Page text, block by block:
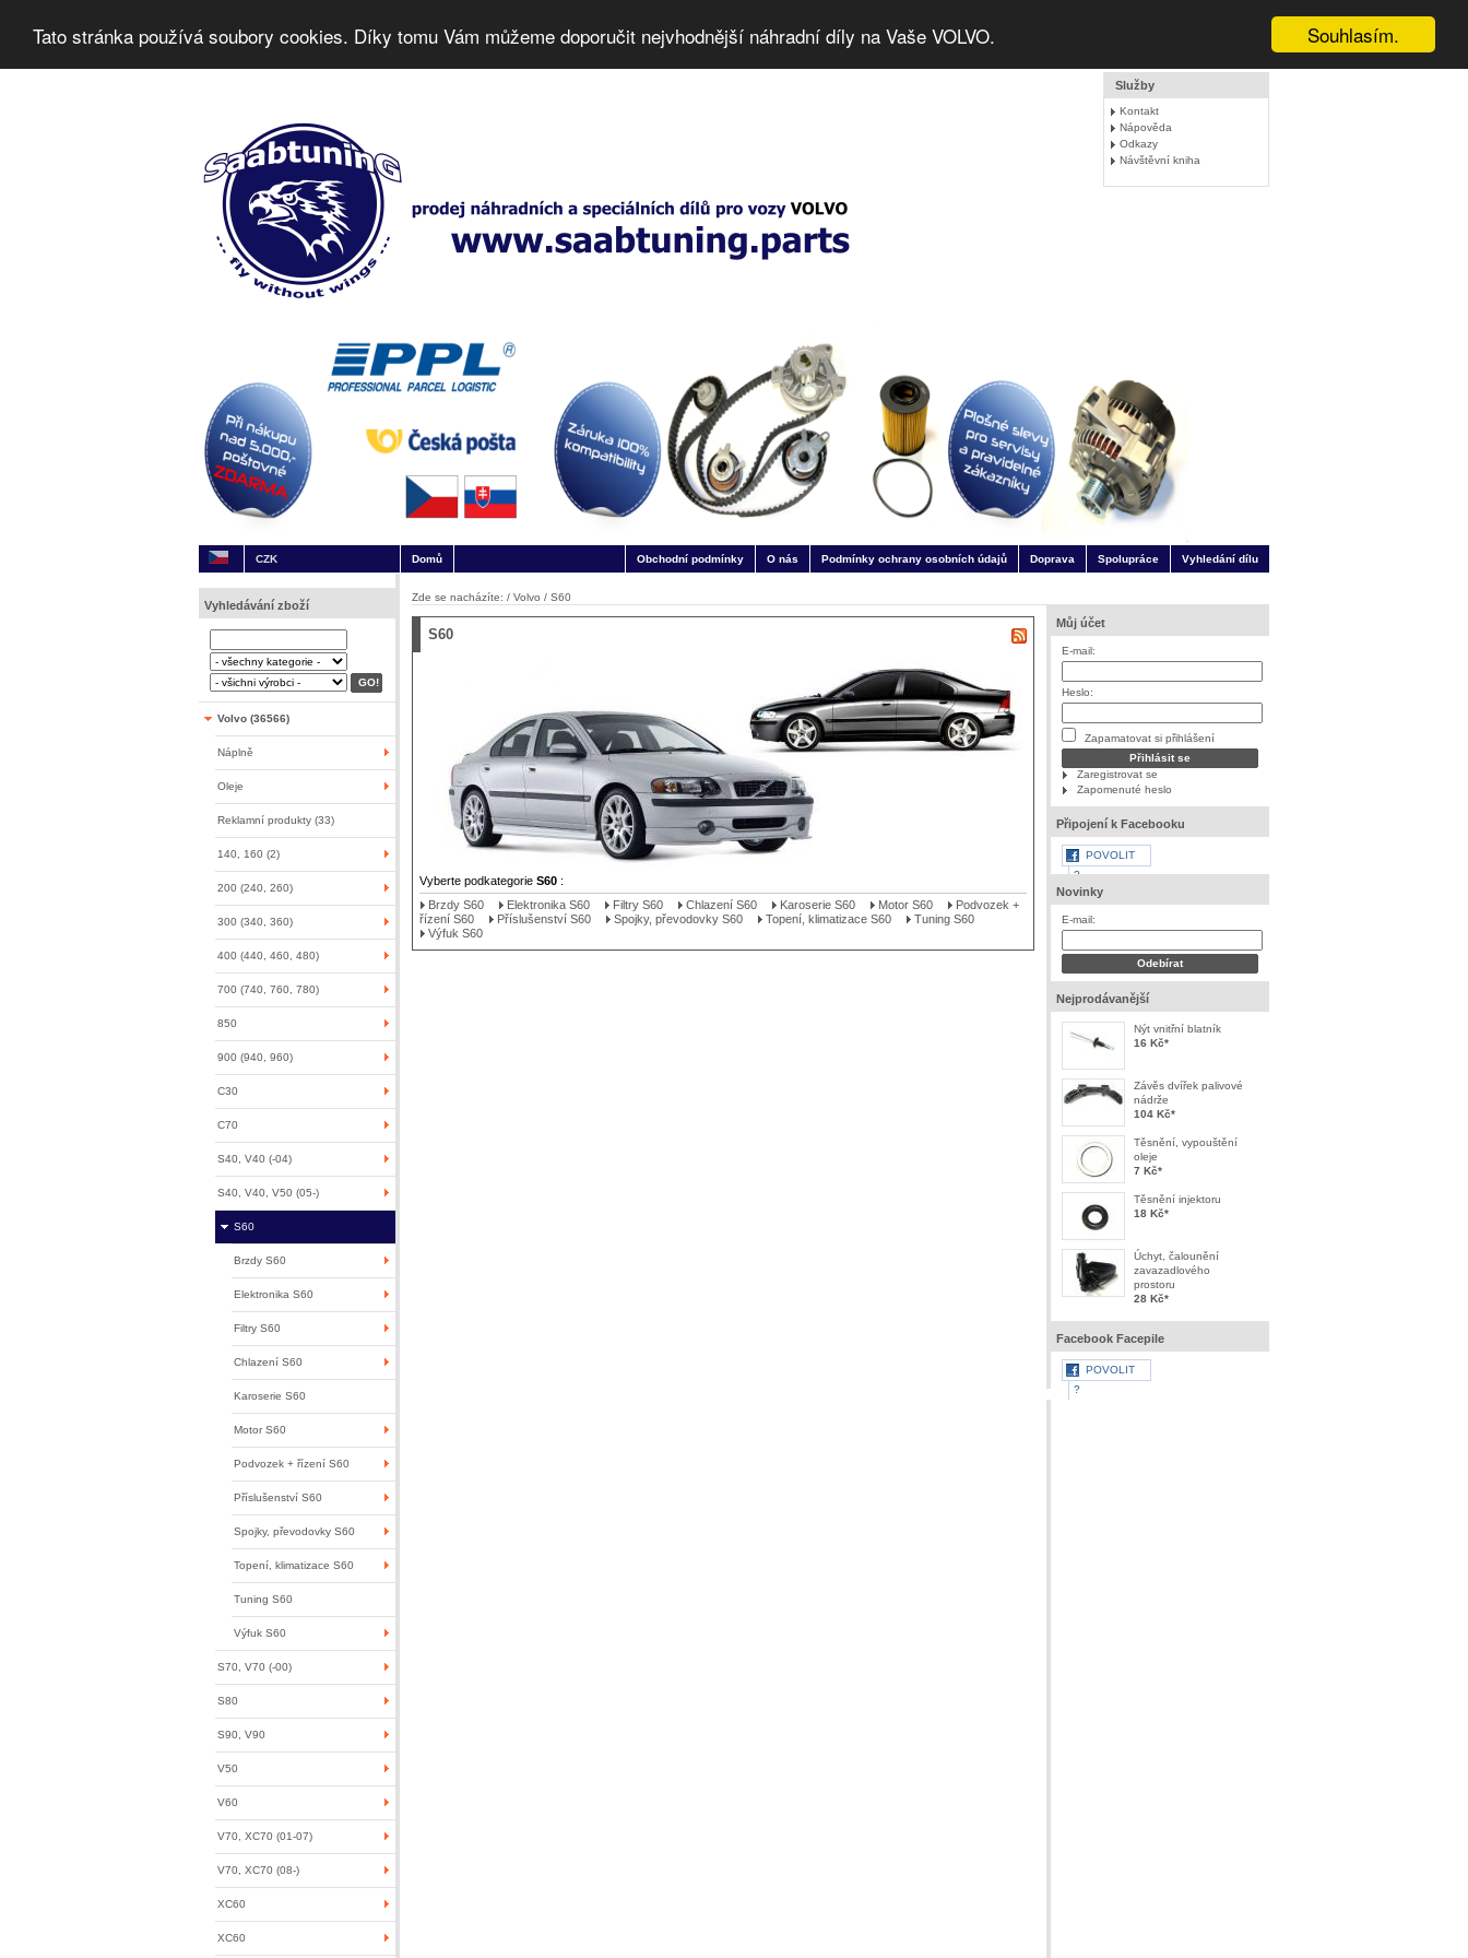
Souhlasím.
Tato stránka používá soubory cookies. Díky tomu Vám můžeme doporučit nejvhodnější náhradní díly na Vaše VOLVO.
Služby
Kontakt
Nápověda
Odkazy
Návštěvní kniha
CZK Domů Obchodní podmínky O nás Podmínky ochrany osobních údajů Doprava Spolupráce Vyhledání dílu
Vyhledávání zboží
Volvo (36566)
Náplně
Oleje
Reklamní produkty (33)
140, 160 (2)
200 (240, 260)
300 (340, 360)
400 (440, 460, 480)
700 (740, 760, 780)
850
900 (940, 960)
C30
C70
S40, V40 (-04)
S40, V40, V50 (05-)
S60
Brzdy S60
Elektronika S60
Filtry S60
Chlazení S60
Karoserie S60
Motor S60
Podvozek + řízení S60
Příslušenství S60
Spojky, převodovky S60
Topení, klimatizace S60
Tuning S60
Výfuk S60
S70, V70 (-00)
S80
S90, V90
V50
V60
V70, XC70 (01-07)
V70, XC70 (08-)
XC60
XC60
Zde se nacházíte: / Volvo / S60
Můj účet
E-mail:
Heslo:
Zapamatovat si přihlášení
Zaregistrovat se
Zapomenuté heslo
Připojení k Facebooku
POVOLIT
?
Novinky
E-mail:
Nejprodávanější
Nýt vnitřní blatník
16 Kč*
Závěs dvířek palivové
nádrže
104 Kč*
Těsnění, vypouštění
oleje
7 Kč*
Těsnění injektoru
18 Kč*
Úchyt, čalounění
zavazadlového
prostoru
28 Kč*
Facebook Facepile
POVOLIT
?
S60
Vyberte podkategorie S60 :
Brzdy S60
Elektronika S60 Filtry S60 Chlazení S60 Karoserie S60 Motor S60
Podvozek +
řízení S60
Příslušenství S60 Spojky, převodovky S60 Topení, klimatizace S60
Tuning S60
Výfuk S60